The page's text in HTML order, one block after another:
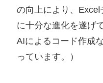
の向上により、
に十分な進化を遂げ
AIによるコード作成
っています。）